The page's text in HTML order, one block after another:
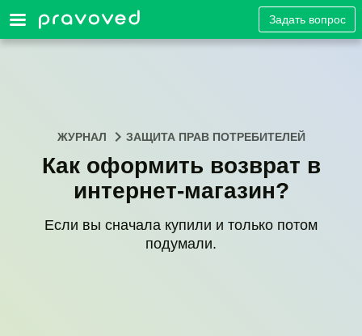
Задать вопрос
ЖУРНАЛ ЗАЩИТА ПРАВ ПОТРЕБИТЕЛЕЙ
Как оформить возврат в
интернет-магазин?
Если вы сначала купили и только потом
подумали.